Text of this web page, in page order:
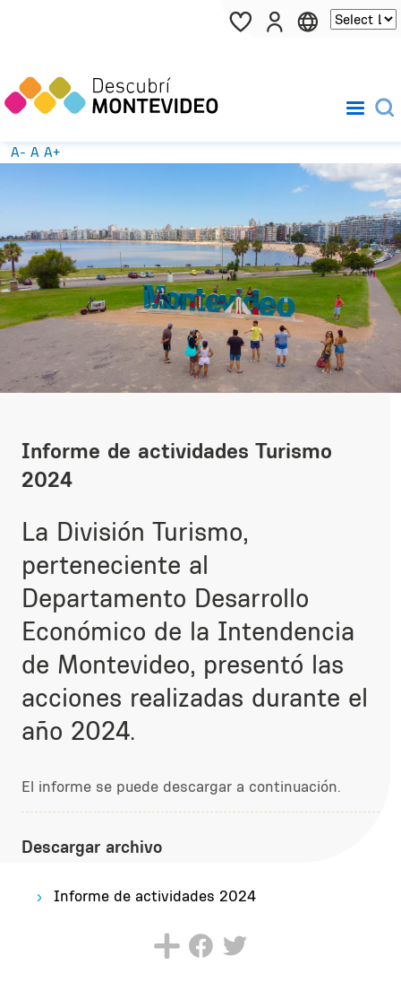
Pasar al contenido principal
A- A A+
Informe de actividades Turismo
2024
La División Turismo,
perteneciente al
Departamento Desarrollo
Económico de la Intendencia
de Montevideo, presentó las
acciones realizadas durante el
año 2024.
El informe se puede descargar a continuación.
Descargar archivo
Informe de actividades 2024